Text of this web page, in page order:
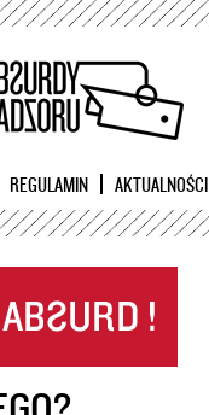
REGULAMIN AKTUALNOŚCI